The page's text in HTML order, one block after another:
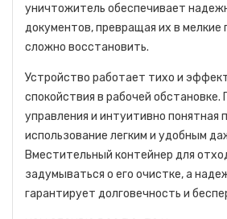
уничтожитель обеспечивает
документов, превращая их в мелкие
сложно восстановить.
Устройство работает тихо и
спокойствия в рабочей обстановке.
управления и интуитивно понятная
использование легким и удобным
Вместительный контейнер для
задумываться о его очистке, а
гарантирует долговечность и